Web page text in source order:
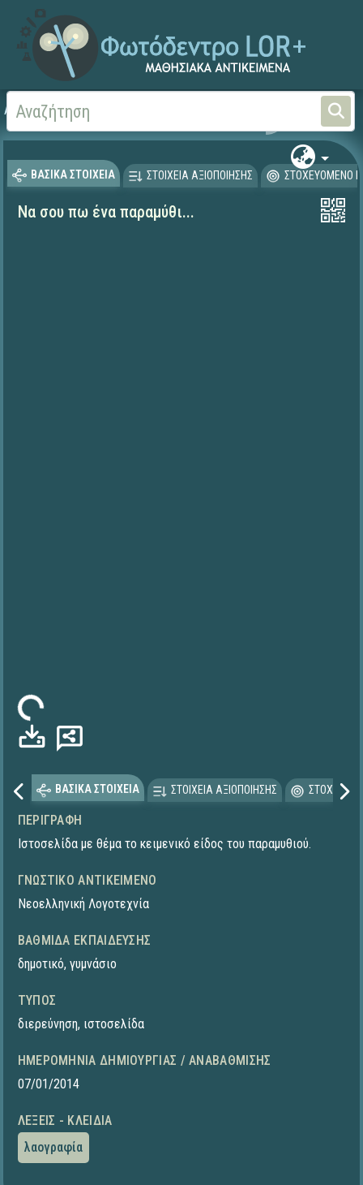
Αρχική Γλώσσα και Λογοτεχνία
ΒΑΣΙΚΑ ΣΤΟΙΧΕΙΑ ΣΤΟΙΧΕΙΑ ΑΞΙΟΠΟΙΗΣΗΣ ΣΤΟΧΕΥΟΜΕΝΟ
Να σου πω ένα παραμύθι...
ΒΑΣΙΚΑ ΣΤΟΙΧΕΙΑ ΣΤΟΙΧΕΙΑ ΑΞΙΟΠΟΙΗΣΗΣ
ΠΕΡΙΓΡΑΦΉ
Ιστοσελίδα με θέμα το κειμενικό είδος του παραμυθιού.
ΓΝΩΣΤΙΚΌ ΑΝΤΙΚΕΊΜΕΝΟ
Νεοελληνική Λογοτεχνία
ΒΑΘΜΊΔΑ ΕΚΠΑΊΔΕΥΣΗΣ
δημοτικό, γυμνάσιο
ΤΎΠΟΣ
διερεύνηση, ιστοσελίδα
ΗΜΕΡΟΜΗΝΊΑ ΔΗΜΙΟΥΡΓΊΑΣ / ΑΝΑΒΆΘΜΙΣΗΣ
07/01/2014
ΛΈΞΕΙΣ - ΚΛΕΙΔΙΆ
λαογραφία